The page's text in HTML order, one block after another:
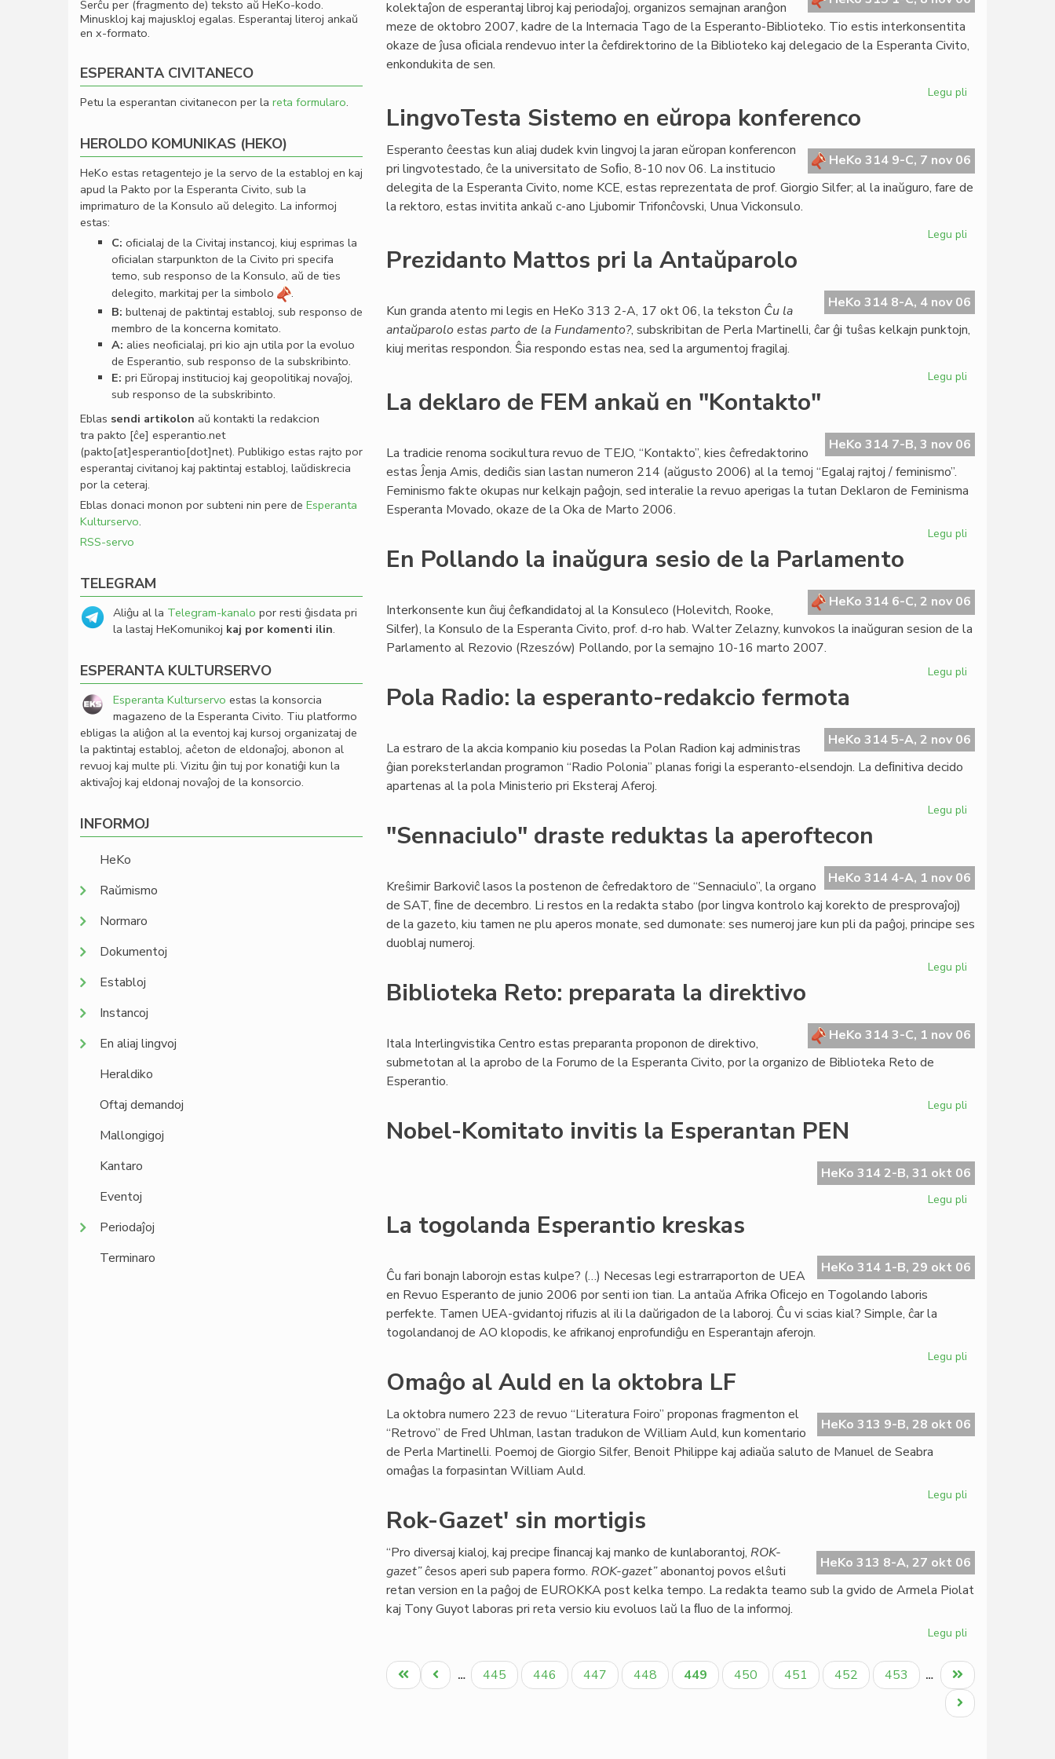
kolektaĵon de esperantaj libroj kaj periodaĵoj, organizos semajnan aranĝon
meze de oktobro 2007, kadre de la Internacia Tago de la Esperanto-Biblioteko. Tio estis interkonsentita
okaze de ĵusa oﬁciala rendevuo inter la ĉefdirektorino de la Biblioteko kaj delegacio de la Esperanta Civito,
enkondukita de sen.
Legu pli
2007
en
Budapeŝto
LingvoTesta Sistemo en eŭropa konferenco
HeKo 314 9-C, 7 nov 06
Esperanto ĉeestas kun aliaj dudek kvin lingvoj la jaran eŭropan konferencon
pri lingvotestado, ĉe la universitato de Soﬁo, 8-10 nov 06. La institucio
delegita de la Esperanta Civito, nome KCE, estas reprezentata de prof. Giorgio Silfer; al la inaŭguro, fare de
la rektoro, estas invitita ankaŭ c-ano Ljubomir Trifonĉovski, Unua Vickonsulo.
Legu pli
eŭropa
konferenco
Prezidanto Mattos pri la Antaŭparolo
HeKo 314 8-A, 4 nov 06
Kun granda atento mi legis en HeKo 313 2-A, 17 okt 06, la tekston Ĉu la
antaŭparolo estas parto de la Fundamento?, subskribitan de Perla Martinelli, ĉar ĝi tuŝas kelkajn punktojn,
kiuj meritas respondon. Ŝia respondo estas nea, sed la argumentoj fragilaj.
Legu pli
la
Antaŭparolo
La deklaro de FEM ankaŭ en "Kontakto"
HeKo 314 7-B, 3 nov 06
La tradicie renoma socikultura revuo de TEJO, “Kontakto”, kies ĉefredaktorino
estas Ĵenja Amis, dediĉis sian lastan numeron 214 (aŭgusto 2006) al la temoj “Egalaj rajtoj / feminismo”.
Feminismo fakte okupas nur kelkajn paĝojn, sed interalie la revuo aperigas la tutan Deklaron de Feminisma
Esperanta Movado, okaze de la Oka de Marto 2006.
Legu pli
FEM
ankaŭ
en
En Pollando la inaŭgura sesio de la Parlamento
HeKo 314 6-C, 2 nov 06
Interkonsente kun ĉiuj ĉefkandidatoj al la Konsuleco (Holevitch, Rooke,
Silfer), la Konsulo de la Esperanta Civito, prof. d-ro hab. Walter Zelazny, kunvokos la inaŭguran sesion de la
Parlamento al Rezovio (Rzeszów) Pollando, por la semajno 10-16 marto 2007.
Legu pli
inaŭgura
sesio
Pola Radio: la esperanto-redakcio fermota
HeKo 314 5-A, 2 nov 06
La estraro de la akcia kompanio kiu posedas la Polan Radion kaj administras
ĝian poreksterlandan programon “Radio Polonia” planas forigi la esperanto-elsendojn. La deﬁnitiva decido
apartenas al la pola Ministerio pri Eksteraj Aferoj.
Legu pli
esperanto-
redakcio
"Sennaciulo" draste reduktas la aperoftecon
HeKo 314 4-A, 1 nov 06
Kreŝimir Barkoviĉ lasos la postenon de ĉefredaktoro de “Sennaciulo”, la organo
de SAT, ﬁne de decembro. Li restos en la redakta stabo (por lingva kontrolo kaj korekto de presprovaĵoj)
de la gazeto, kiu tamen ne plu aperos monate, sed dumonate: ses numeroj jare kun pli da paĝoj, principe ses
duoblaj numeroj.
Legu pli
la
aperoftecon
Biblioteka Reto: preparata la direktivo
HeKo 314 3-C, 1 nov 06
Itala Interlingvistika Centro estas preparanta proponon de direktivo,
submetotan al la aprobo de la Forumo de la Esperanta Civito, por la organizo de Biblioteka Reto de
Esperantio.
Legu pli
la
direktivo
Nobel-Komitato invitis la Esperantan PEN
HeKo 314 2-B, 31 okt 06
Legu pli
la
Esperantan
La togolanda Esperantio kreskas
HeKo 314 1-B, 29 okt 06
Ĉu fari bonajn laborojn estas kulpe? (…) Necesas legi estrarraporton de UEA
en Revuo Esperanto de junio 2006 por senti ion tian. La antaŭa Afrika Oﬁcejo en Togolando laboris
perfekte. Tamen UEA-gvidantoj rifuzis al ili la daŭrigadon de la laboroj. Ĉu vi scias kial? Simple, ĉar la
togolandanoj de AO klopodis, ke afrikanoj enprofundiĝu en Esperantajn aferojn.
Legu pli
kreskas
Omaĝo al Auld en la oktobra LF
HeKo 313 9-B, 28 okt 06
La oktobra numero 223 de revuo “Literatura Foiro” proponas fragmenton el
“Retrovo” de Fred Uhlman, lastan tradukon de William Auld, kun komentario
de Perla Martinelli. Poemoj de Giorgio Silfer, Benoit Philippe kaj adiaŭa saluto de Manuel de Seabra
omaĝas la forpasintan William Auld.
Legu pli
en
la
oktobra
Rok-Gazet' sin mortigis
HeKo 313 8-A, 27 okt 06
“Pro diversaj kialoj, kaj precipe ﬁnancaj kaj manko de kunlaborantoj, ROK-
gazet”ĉesos aperi sub papera formo. ROK-gazet”abonantoj povos elŝuti
retan version en la paĝoj de EUROKKA post kelka tempo. La redakta teamo sub la gvido de Armela Piolat
kaj Tony Guyot laboras pri reta versio kiu evoluos laŭ la ﬂuo de la informoj.
Legu pli
Gazet'
sin
mortigis
Pagination
Unua
paĝo
Antaŭa
paĝo
… Paĝo
445 Paĝo
446 Paĝo
447 Paĝo
448
Aktuala
paĝo
449 Paĝo
450 Paĝo
451 Paĝo
452 Paĝo
453 …
Last
page
Next
page
Serĉu per (fragmento de) teksto aŭ HeKo-kodo.
Minuskloj kaj majuskloj egalas. Esperantaj literoj ankaŭ
en x-formato.
ESPERANTA CIVITANECO
Petu la esperantan civitanecon per la reta formularo.
HEROLDO KOMUNIKAS (HEKO)
HeKo estas retagentejo je la servo de la establoj en kaj
apud la Pakto por la Esperanta Civito, sub la
imprimaturo de la Konsulo aŭ delegito. La informoj
estas:
C: oﬁcialaj de la Civitaj instancoj, kiuj esprimas la
oﬁcialan starpunkton de la Civito pri specifa
temo, sub responso de la Konsulo, aŭ de ties
delegito, markitaj per la simbolo
.
B: bultenaj de paktintaj establoj, sub responso de
membro de la koncerna komitato.
A: alies neoﬁcialaj, pri kio ajn utila por la evoluo
de Esperantio, sub responso de la subskribinto.
E: pri Eŭropaj institucioj kaj geopolitikaj novaĵoj,
sub responso de la subskribinto.
Eblas sendi artikolon aŭ kontakti la redakcion
tra pakto [ĉe] esperantio.net
(pakto[at]esperantio[dot]net). Publikigo estas rajto por
esperantaj civitanoj kaj paktintaj establoj, laŭdiskrecia
por la ceteraj.
Eblas donaci monon por subteni nin pere de Esperanta
Kulturservo.
RSS-servo
TELEGRAM
Aliĝu al la Telegram-kanalo por resti ĝisdata pri
la lastaj HeKomunikoj kaj por komenti ilin.
ESPERANTA KULTURSERVO
Esperanta Kulturservo estas la konsorcia
magazeno de la Esperanta Civito. Tiu platformo
ebligas la aliĝon al la eventoj kaj kursoj organizataj de
la paktintaj establoj, aĉeton de eldonaĵoj, abonon al
revuoj kaj multe pli. Vizitu ĝin tuj por konatiĝi kun la
aktivaĵoj kaj eldonaj novaĵoj de la konsorcio.
INFORMOJ
HeKo
Raŭmismo
Normaro
Dokumentoj
Establoj
Instancoj
En aliaj lingvoj
Heraldiko
Oftaj demandoj
Mallongigoj
Kantaro
Eventoj
Periodaĵoj
Terminaro